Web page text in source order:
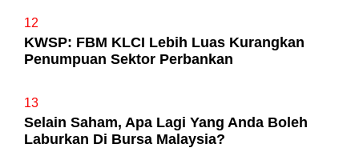
12
KWSP: FBM KLCI Lebih Luas Kurangkan
Penumpuan Sektor Perbankan
13
Selain Saham, Apa Lagi Yang Anda Boleh
Laburkan Di Bursa Malaysia?